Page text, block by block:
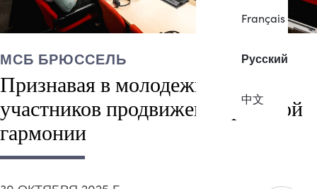
Français
Русский
中文
МСБ БРЮССЕЛЬ
Признавая в молодежи важных
участников продвижения расовой
гармонии